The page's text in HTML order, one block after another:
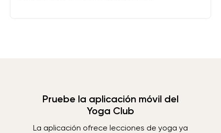
Pruebe la aplicación móvil del
Yoga Club
La aplicación ofrece lecciones de yoga ya